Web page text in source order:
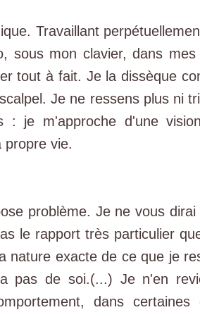
Travaillant
sous mon clavier, dans
tout à fait. Je la dissèque
Je ne ressens plus ni
: je m'approche d'une
propre vie.
problème. Je ne vous
le rapport très particulier
nature exacte de ce que je
pas de soi.(...) Je n'en
dans